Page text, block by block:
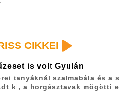
CIKKEI
is volt Gyulán
tanyáknál szalmabála és a
ki, a horgásztavak mögötti